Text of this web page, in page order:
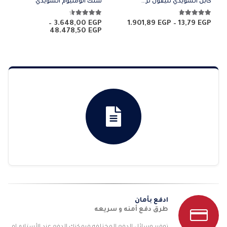
كابل السويدي تليفون ترمو 0.6 قطر
4.67من 5
13,79 EGP
–
1.901,89 EGP
نطاق
سلك الومنيوم السويدي
4.50من 5
3.648,00 EGP
–
48.478,50 EGP
ادفع بأمان
طرق دفع أمنه و سريعه